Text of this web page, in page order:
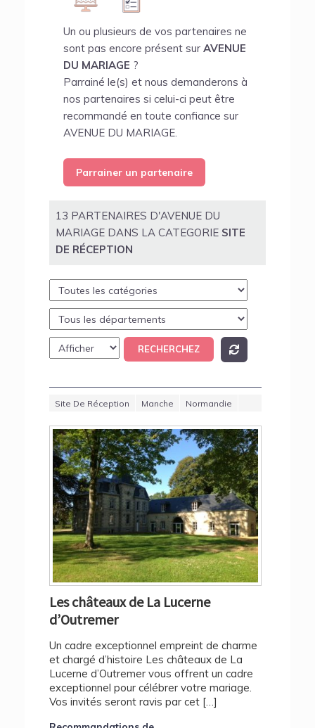
Un ou plusieurs de vos partenaires ne
sont pas encore présent sur AVENUE
DU MARIAGE ?
Parrainé le(s) et nous demanderons à
nos partenaires si celui-ci peut être
recommandé en toute confiance sur
AVENUE DU MARIAGE.
Parrainer un partenaire
13 PARTENAIRES D'AVENUE DU
MARIAGE DANS LA CATEGORIE SITE
DE RÉCEPTION
Site De Réception Manche Normandie
Les châteaux de La Lucerne
d’Outremer
Un cadre exceptionnel empreint de charme
et chargé d’histoire Les châteaux de La
Lucerne d’Outremer vous offrent un cadre
exceptionnel pour célébrer votre mariage.
Vos invités seront ravis par cet […]